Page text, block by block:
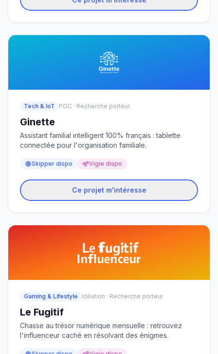
Tech & IoT POC · Recherche porteur
Ginette
Assistant familial intelligent 100% français : tablette
connectée pour l'organisation familiale.
Skipper dispo Vigie dispo
Ce projet m'intéresse
Gaming & Lifestyle Idéation · Recherche porteur
Le Fugitif
Chasse au trésor numérique mensuelle : retrouvez
l'influenceur caché en résolvant des énigmes.